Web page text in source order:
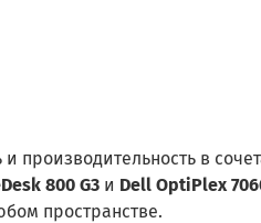
производительность в
800 G3 и Dell OptiPlex
пространстве.